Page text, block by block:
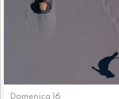
Domenica 16